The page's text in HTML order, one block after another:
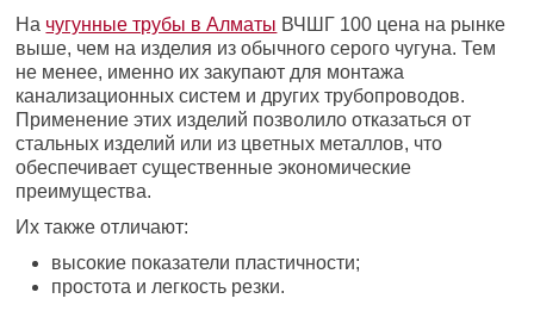
На чугунные трубы в Алматы ВЧШГ 100 цена на рынке
выше, чем на изделия из обычного серого чугуна. Тем
не менее, именно их закупают для монтажа
канализационных систем и других трубопроводов.
Применение этих изделий позволило отказаться от
стальных изделий или из цветных металлов, что
обеспечивает существенные экономические
преимущества.
Их также отличают:
высокие показатели пластичности;
простота и легкость резки.